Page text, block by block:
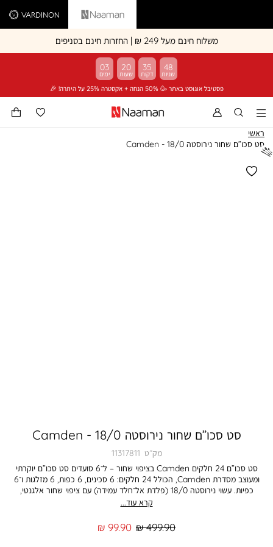
Vardinon Naaman
משלוח חינם מעל 249 ₪ | החזרות חינם בסניפים
פסטיבל אוגוסט באתר 🥳 50% הנחה + אקסטרה 25% על היתרה! 🎉
03 20 35 48
ראשי
סט סכו”ם שחור נירוסטה 18/0 - Camden
סט סכו”ם שחור נירוסטה 18/0 - Camden
מק״ט 11317811
סט סכו”ם 24 חלקים Camden בציפוי שחור – ל־6 סועדים סט סכו”ם יוקרתי
ומעוצב מסדרת Camden, הכולל 24 חלקים: 6 סכינים, 6 כפות, 6 מזלגות ו־6
כפיות. עשוי נירוסטה 18/0 (פלדת אל־חלד עמידה) עם ציפוי שחור אלגנטי,
המעניק לשולחן מראה מודרני וייחודי. למי זה מתאים? הסט מתאים למי שמחפש
עמידה ונוחה לשימוש יומיומי. ציפוי שחור אלגנטי – מראה מודרני וייחודי לשולחן.
קרא עוד...
מחיר
99.90 ₪
מחיר
499.90 ₪